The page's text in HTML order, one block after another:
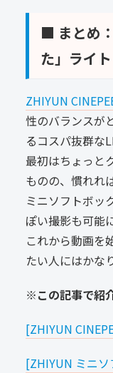
■ まとめ
た」ライト
ZHIYUN
性のバランスが
るコスパ抜群な
最初はちょっと
ものの、慣れれ
ミニソフトボッ
ぽい撮影も可能
これから動画を
たい人にはかな
※この記事で紹
[ZHIYUN
[ZHIYUN ミニ